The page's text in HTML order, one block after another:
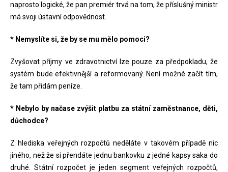
naprosto logické, že pan premiér trvá na tom, že příslušný ministr
má svoji ústavní odpovědnost.
* Nemyslíte si, že by se mu mělo pomoci?
Zvyšovat příjmy ve zdravotnictví lze pouze za předpokladu, že
systém bude efektivnější a reformovaný. Není možné začít tím,
že tam přidám peníze.
* Nebylo by načase zvýšit platbu za státní zaměstnance, děti,
důchodce?
Z hlediska veřejných rozpočtů neděláte v takovém případě nic
jiného, než že si přendáte jednu bankovku z jedné kapsy saka do
druhé. Státní rozpočet je jeden segment veřejných rozpočtů,